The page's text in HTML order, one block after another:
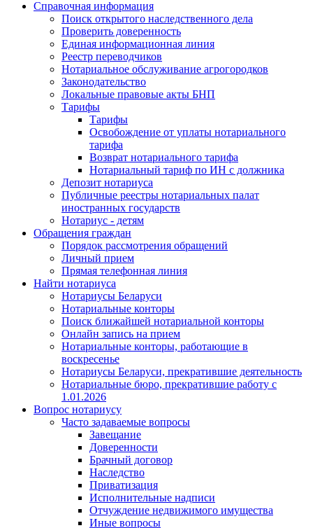
Справочная информация
Поиск открытого наследственного дела
Проверить доверенность
Единая информационная линия
Реестр переводчиков
Нотариальное обслуживание агрогородков
Законодательство
Локальные правовые акты БНП
Тарифы
Тарифы
Освобождение от уплаты нотариального
тарифа
Возврат нотариального тарифа
Нотариальный тариф по ИН с должника
Депозит нотариуса
Публичные реестры нотариальных палат
иностранных государств
Нотариус - детям
Обращения граждан
Порядок рассмотрения обращений
Личный прием
Прямая телефонная линия
Найти нотариуса
Нотариусы Беларуси
Нотариальные конторы
Поиск ближайшей нотариальной конторы
Онлайн запись на прием
Нотариальные конторы, работающие в
воскресенье
Нотариусы Беларуси, прекратившие деятельность
Нотариальные бюро, прекратившие работу с
1.01.2026
Вопрос нотариусу
Часто задаваемые вопросы
Завещание
Доверенности
Брачный договор
Наследство
Приватизация
Исполнительные надписи
Отчуждение недвижимого имущества
Иные вопросы